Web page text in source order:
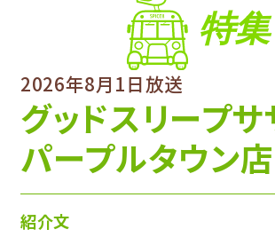
特集
2026年8月1日放送
グッドスリープ
パープルタウン店
紹介文